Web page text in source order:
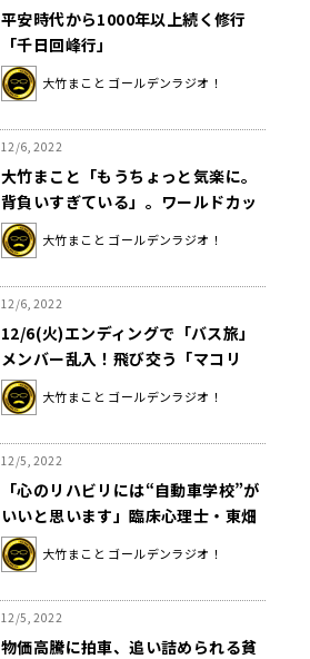
平安時代から1000年以上続く修行
「千日回峰行」
大竹まこと ゴールデンラジオ！
12/6, 2022
大竹まこと「もうちょっと気楽に。
背負いすぎている」。ワールドカッ
プ日本代表をねぎらう
大竹まこと ゴールデンラジオ！
12/6, 2022
12/6(火)エンディングで「バス旅」
メンバー乱入！飛び交う「マコリ
ン」！！！
大竹まこと ゴールデンラジオ！
12/5, 2022
「心のリハビリには“自動車学校”が
いいと思います」臨床心理士・東畑
開人が語る「居る」だけのつらさと
は？
大竹まこと ゴールデンラジオ！
12/5, 2022
物価高騰に拍車、追い詰められる貧